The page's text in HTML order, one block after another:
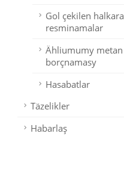
Gol çekilen halkara
resminamalar
Ähliumumy metan
borçnamasy
Hasabatlar
Täzelikler
Habarlaş